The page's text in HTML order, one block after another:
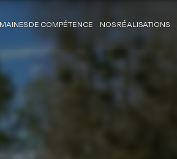
DE COMPÉTENCE NOS RÉALISATIONS